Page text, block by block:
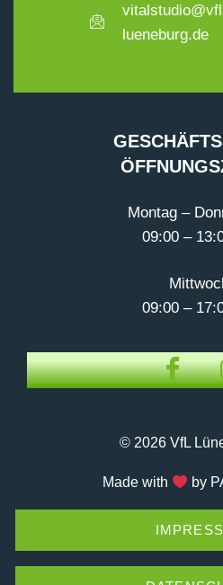
lueneburg.de
Montag –
09:00 –
09:00 –
© 2026 VfL
Made with by